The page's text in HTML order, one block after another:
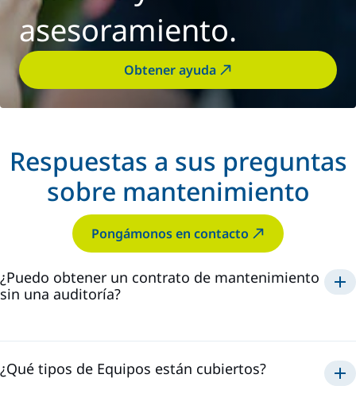
asesoramiento.
Obtener ayuda
Respuestas a sus preguntas
sobre mantenimiento
Pongámonos en contacto
¿Puedo obtener un contrato de mantenimiento
sin una auditoría?
¿Qué tipos de Equipos están cubiertos?